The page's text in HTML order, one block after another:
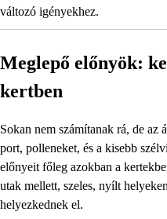
változó igényekhez.
Meglepő előnyök:
kertben
Sokan nem számítanak rá, de
port, polleneket, és a kisebb
előnyeit főleg azokban a
utak mellett, szeles, nyílt
helyezkednek el.